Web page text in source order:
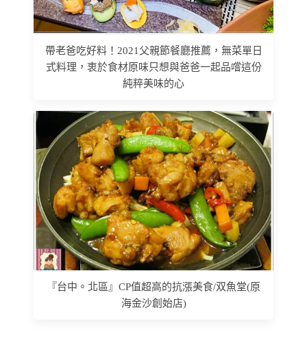
帶老爸吃好料！2021父親節餐廳推薦，無菜單日
式料理，衷於食材原味只想與爸爸一起品嚐這份
純粹美味的心
『台中。北區』CP值超高的抗漲美食/双魚堂(原
海金沙創始店)